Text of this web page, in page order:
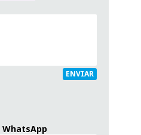
ENVIAR
WhatsApp